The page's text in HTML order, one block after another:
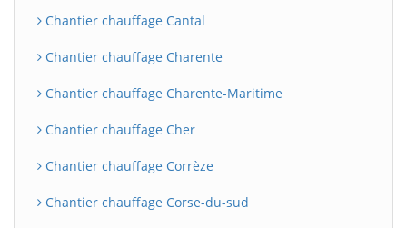
Chantier chauffage Cantal
Chantier chauffage Charente
Chantier chauffage Charente-Maritime
Chantier chauffage Cher
Chantier chauffage Corrèze
Chantier chauffage Corse-du-sud